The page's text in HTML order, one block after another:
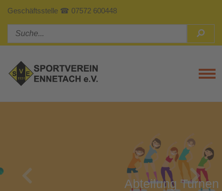
Geschäftsstelle ☎ 07572 600448
Abteilung Turnen
Previous Next